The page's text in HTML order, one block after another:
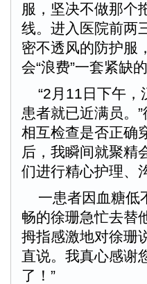
服，坚决不做那个
线。进入医院前两
密不透风的防护服
会“浪费”一套紧缺
“2月11日下午，
患者就已近满员。
相互检查是否正确
后，我瞬间就聚精
们进行精心护理、
一患者因血糖低
畅的徐珊急忙去替
拇指感激地对徐珊
直说。我真心感谢
了！”